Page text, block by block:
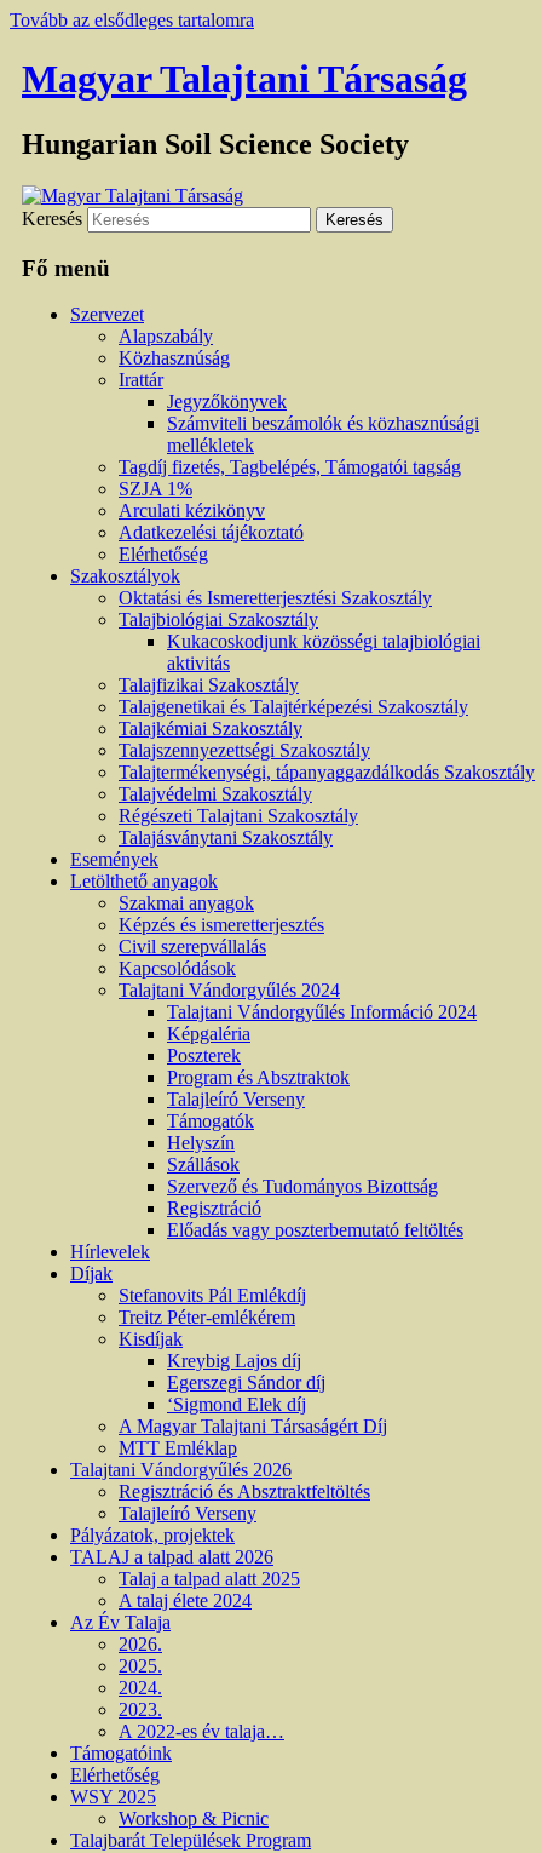
Tovább az elsődleges tartalomra
Magyar Talajtani Társaság
Hungarian Soil Science Society
Keresés
Fő menü
Szervezet
Alapszabály
Közhasznúság
Irattár
Jegyzőkönyvek
Számviteli beszámolók és közhasznúsági
mellékletek
Tagdíj fizetés, Tagbelépés, Támogatói tagság
SZJA 1%
Arculati kézikönyv
Adatkezelési tájékoztató
Elérhetőség
Szakosztályok
Oktatási és Ismeretterjesztési Szakosztály
Talajbiológiai Szakosztály
Kukacoskodjunk közösségi talajbiológiai
aktivitás
Talajfizikai Szakosztály
Talajgenetikai és Talajtérképezési Szakosztály
Talajkémiai Szakosztály
Talajszennyezettségi Szakosztály
Talajtermékenységi, tápanyaggazdálkodás Szakosztály
Talajvédelmi Szakosztály
Régészeti Talajtani Szakosztály
Talajásványtani Szakosztály
Események
Letölthető anyagok
Szakmai anyagok
Képzés és ismeretterjesztés
Civil szerepvállalás
Kapcsolódások
Talajtani Vándorgyűlés 2024
Talajtani Vándorgyűlés Információ 2024
Képgaléria
Poszterek
Program és Absztraktok
Talajleíró Verseny
Támogatók
Helyszín
Szállások
Szervező és Tudományos Bizottság
Regisztráció
Előadás vagy poszterbemutató feltöltés
Hírlevelek
Díjak
Stefanovits Pál Emlékdíj
Treitz Péter-emlékérem
Kisdíjak
Kreybig Lajos díj
Egerszegi Sándor díj
‘Sigmond Elek díj
A Magyar Talajtani Társaságért Díj
MTT Emléklap
Talajtani Vándorgyűlés 2026
Regisztráció és Absztraktfeltöltés
Talajleíró Verseny
Pályázatok, projektek
TALAJ a talpad alatt 2026
Talaj a talpad alatt 2025
A talaj élete 2024
Az Év Talaja
2026.
2025.
2024.
2023.
A 2022-es év talaja…
Támogatóink
Elérhetőség
WSY 2025
Workshop & Picnic
Talajbarát Települések Program